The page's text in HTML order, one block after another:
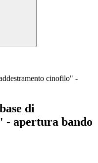
cinofilo" -
di
- apertura bando